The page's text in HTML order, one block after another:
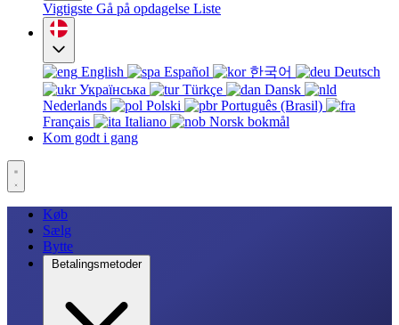
Vigtigste Gå på opdagelse Liste
English Español 한국어
Deutsch
Українська
Türkçe
Dansk
Nederlands
Polski
Português (Brasil)
Français
Italiano
Norsk bokmål
Kom godt i gang
Køb
Sælg
Bytte
Betalingsmetoder